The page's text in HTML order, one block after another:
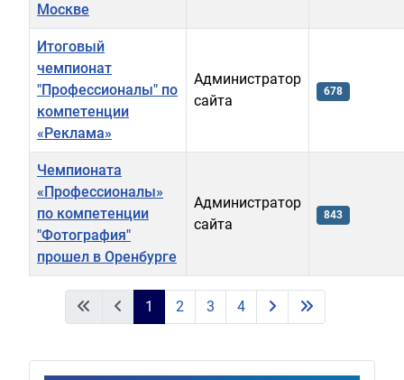
Материалы
Москве
Итоговый
чемпионат
"Профессионалы" по
компетенции
«Реклама»
Администратор
сайта
678
Чемпионата
«Профессионалы»
по компетенции
"Фотография"
прошел в Оренбурге
Администратор
сайта
843
1 2 3 4